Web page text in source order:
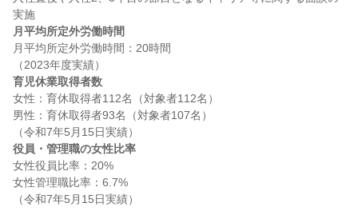
月平均所定外労働時間
月平均所定外労働時間：20時間
育児休業取得者数
女性：育休取得者112名（対象者112名）
男性：育休取得者93名（対象者107名）
役員・管理職の女性比率
女性役員比率：20%
女性管理職比率：6.7%